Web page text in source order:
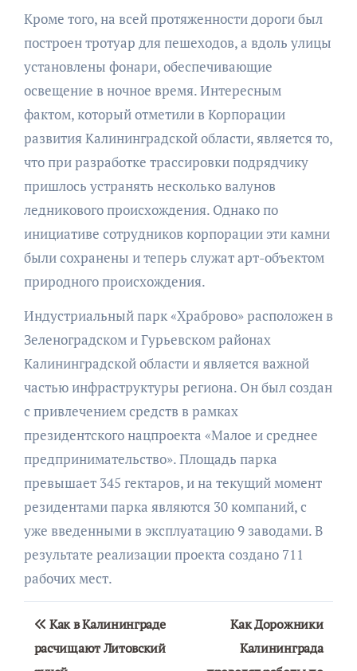
Кроме того, на всей протяженности дороги был
построен тротуар для пешеходов, а вдоль улицы
установлены фонари, обеспечивающие
освещение в ночное время. Интересным
фактом, который отметили в Корпорации
развития Калининградской области, является то,
что при разработке трассировки подрядчику
пришлось устранять несколько валунов
ледникового происхождения. Однако по
инициативе сотрудников корпорации эти камни
были сохранены и теперь служат арт-объектом
природного происхождения.
Индустриальный парк «Храброво» расположен в
Зеленоградском и Гурьевском районах
Калининградской области и является важной
частью инфраструктуры региона. Он был создан
с привлечением средств в рамках
президентского нацпроекта «Малое и среднее
предпринимательство». Площадь парка
превышает 345 гектаров, и на текущий момент
резидентами парка являются 30 компаний, с
уже введенными в эксплуатацию 9 заводами. В
результате реализации проекта создано 711
рабочих мест.
Навигация
по
Как в Калининграде
расчищают Литовский
Как Дорожники
Калининграда